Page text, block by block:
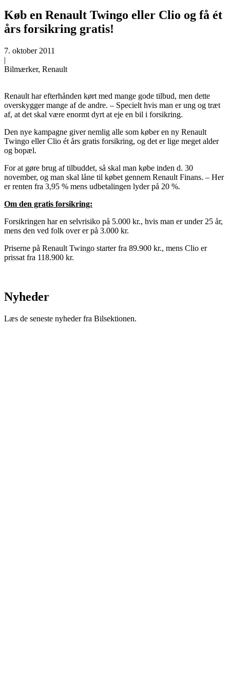
Køb en Renault Twingo eller Clio og få ét
års forsikring gratis!
7. oktober 2011
|
Bilmærker, Renault
Renault har efterhånden kørt med mange gode tilbud, men dette
overskygger mange af de andre. – Specielt hvis man er ung og træt
af, at det skal være enormt dyrt at eje en bil i forsikring.
Den nye kampagne giver nemlig alle som køber en ny Renault
Twingo eller Clio ét års gratis forsikring, og det er lige meget alder
og bopæl.
For at gøre brug af tilbuddet, så skal man købe inden d. 30
november, og man skal låne til købet gennem Renault Finans. – Her
er renten fra 3,95 % mens udbetalingen lyder på 20 %.
Om den gratis forsikring:
Forsikringen har en selvrisiko på 5.000 kr., hvis man er under 25 år,
mens den ved folk over er på 3.000 kr.
Priserne på Renault Twingo starter fra 89.900 kr., mens Clio er
prissat fra 118.900 kr.
Nyheder
Læs de seneste nyheder fra Bilsektionen.